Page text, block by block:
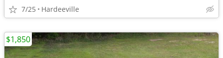
7/25 Hardeeville
$1,850